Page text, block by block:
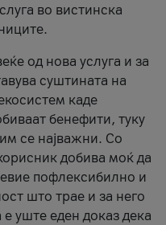
во вистинска
од нова услуга и за
суштината на
каде
бенефити, туку
се најважни. Со
добива моќ да
пофлексибилно и
што трае и за него
е уште еден доказ дека